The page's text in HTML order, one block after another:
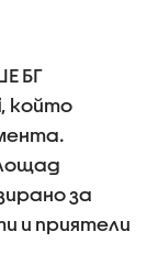
БГ
, който
за
и приятели